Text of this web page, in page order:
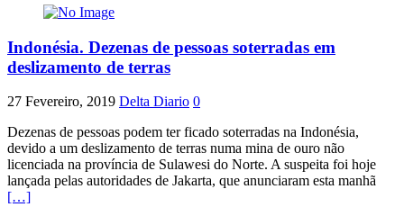
Indonésia. Dezenas de pessoas soterradas em
deslizamento de terras
27 Fevereiro, 2019 Delta Diario 0
Dezenas de pessoas podem ter ficado soterradas na Indonésia,
devido a um deslizamento de terras numa mina de ouro não
licenciada na província de Sulawesi do Norte. A suspeita foi hoje
lançada pelas autoridades de Jakarta, que anunciaram esta manhã
[…]